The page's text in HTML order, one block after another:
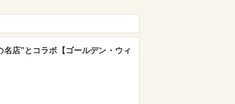
店”とコラボ【ゴールデン・ウィ